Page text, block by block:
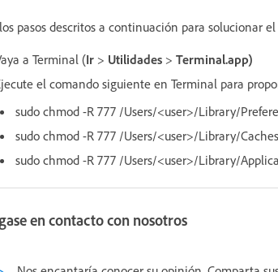
pasos descritos a continuación para solucionar
a Terminal (Ir > Utilidades > Terminal.app)
el comando siguiente en Terminal para
sudo chmod -R 777 /Users/<user>/Library/
sudo chmod -R 777 /Users/<user>/Library/
sudo chmod -R 777 /Users/<user>/Library/
en contacto con nosotros